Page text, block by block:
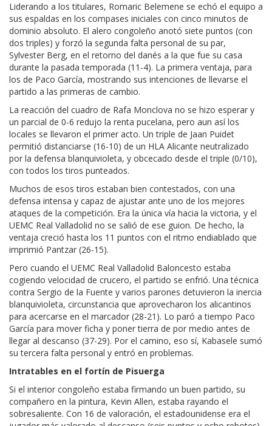
Liderando a los titulares, Romaric Belemene se echó el equipo a
sus espaldas en los compases iniciales con cinco minutos de
dominio absoluto. El alero congoleño anotó siete puntos (con
dos triples) y forzó la segunda falta personal de su par,
Sylvester Berg, en el retorno del danés a la que fue su casa
durante la pasada temporada (11-4). La primera ventaja, para
los de Paco García, mostrando sus intenciones de llevarse el
partido a las primeras de cambio.
La reacción del cuadro de Rafa Monclova no se hizo esperar y
un parcial de 0-6 redujo la renta pucelana, pero aun así los
locales se llevaron el primer acto. Un triple de Jaan Puidet
permitió distanciarse (16-10) de un HLA Alicante neutralizado
por la defensa blanquivioleta, y obcecado desde el triple (0/10),
con todos los tiros punteados.
Muchos de esos tiros estaban bien contestados, con una
defensa intensa y capaz de ajustar ante uno de los mejores
ataques de la competición. Era la única vía hacia la victoria, y el
UEMC Real Valladolid no se salió de ese guion. De hecho, la
ventaja creció hasta los 11 puntos con el ritmo endiablado que
imprimió Pantzar (26-15).
Pero cuando el UEMC Real Valladolid Baloncesto estaba
cogiendo velocidad de crucero, el partido se enfrió. Una técnica
contra Sergio de la Fuente y varios parones detuvieron la inercia
blanquivioleta, circunstancia que aprovecharon los alicantinos
para acercarse en el marcador (28-21). Lo paró a tiempo Paco
García para mover ficha y poner tierra de por medio antes de
llegar al descanso (37-29). Por el camino, eso sí, Kabasele sumó
su tercera falta personal y entró en problemas.
Intratables en el fortín de Pisuerga
Si el interior congoleño estaba firmando un buen partido, su
compañero en la pintura, Kevin Allen, estaba rayando el
sobresaliente. Con 16 de valoración, el estadounidense era el